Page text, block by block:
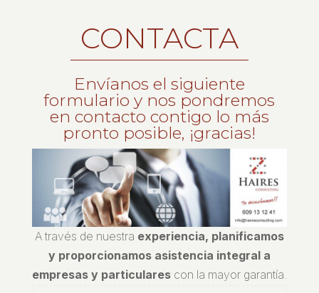
CONTACTA
Envíanos el siguiente
formulario y nos pondremos
en contacto contigo lo más
pronto posible, ¡gracias!
A través de nuestra experiencia, planificamos
y proporcionamos asistencia integral a
empresas y particularescon la mayor garantía.